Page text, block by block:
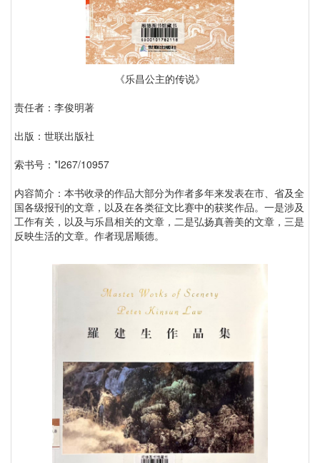
《乐昌公主的传说》
责任者：李俊明著
出版：世联出版社
索书号：*I267/10957
内容简介：本书收录的作品大部分为作者多年来发表在市、省及全
国各级报刊的文章，以及在各类征文比赛中的获奖作品。一是涉及
工作有关，以及与乐昌相关的文章，二是弘扬真善美的文章，三是
反映生活的文章。作者现居顺德。